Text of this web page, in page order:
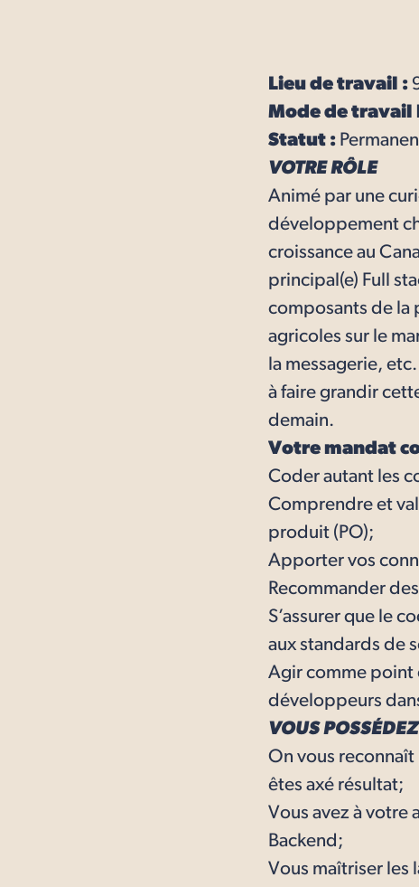
Lieu de travail :
Mode de travail
Statut :
VOTRE RÔLE
Animé par une
développement
croissance au
principal(e) Full
composants de la
agricoles sur le
la messagerie,
à faire grandir
demain.
Votre mandat
Coder autant les
Comprendre et
produit (PO);
Apporter vos
Recommander
S’assurer que le
aux standards de
Agir comme point
développeurs
VOUS
On vous
êtes axé résultat;
Vous avez à votre
Backend;
Vous maîtriser les